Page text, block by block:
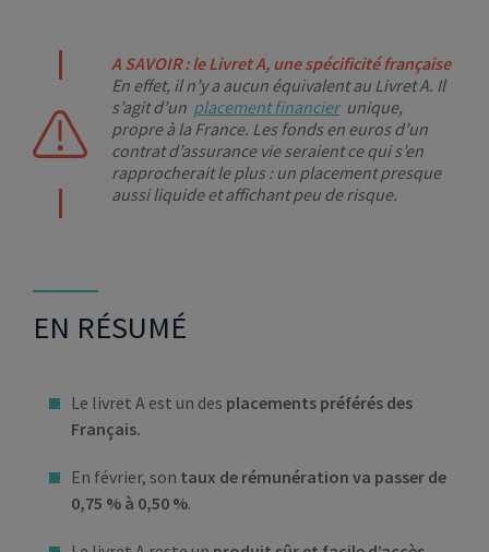
A SAVOIR : le Livret A, une spécificité française
En effet, il n’y a aucun équivalent au Livret A. Il
s’agit d’un placement financier unique,
propre à la France. Les fonds en euros d’un
contrat d’assurance vie seraient ce qui s’en
rapprocherait le plus : un placement presque
aussi liquide et affichant peu de risque.
EN RÉSUMÉ
Le livret A est un des placements préférés des
Français.
En février, son taux de rémunération va passer de
0,75 % à 0,50 %.